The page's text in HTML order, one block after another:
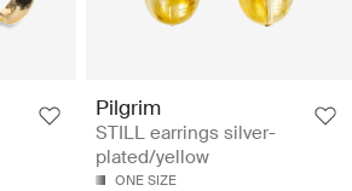
Pilgrim
STILL earrings silver-
plated/yellow
ONE SIZE